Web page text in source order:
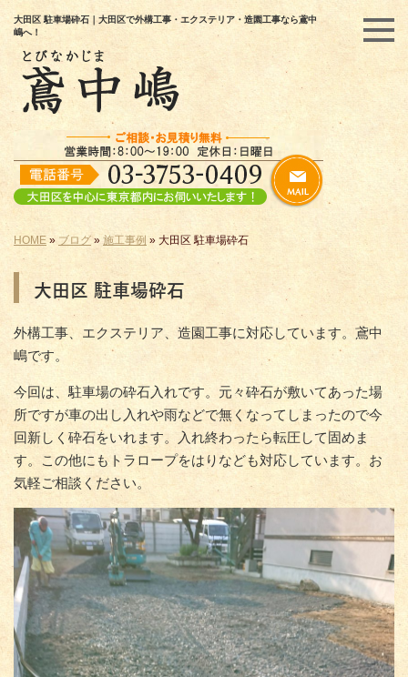
大田区 駐車場砕石｜大田区で外構工事・エクステリア・造園工事なら鳶中
嶋へ！
HOME » ブログ» 施工事例 » 大田区 駐車場砕石
大田区 駐車場砕石
外構工事、エクステリア、造園工事に対応しています。鳶中
嶋です。
今回は、駐車場の砕石入れです。元々砕石が敷いてあった場
所ですが車の出し入れや雨などで無くなってしまったので今
回新しく砕石をいれます。入れ終わったら転圧して固めま
す。この他にもトラロープをはりなども対応しています。お
気軽ご相談ください。